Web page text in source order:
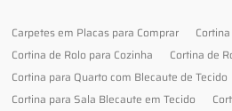
Carpetes em Placas para Comprar
Cortina de Rolo para Cozinha
Cortina de
Cortina para Quarto com Blecaute de Tecido
Cortina para Sala Blecaute em Tecido